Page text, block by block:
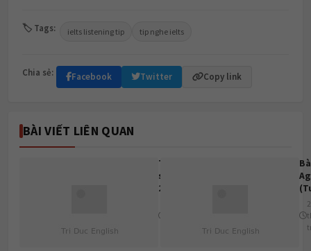
🏷 Tags: ielts listening tip tip nghe ielts
Chia sẻ: Facebook Twitter Copy link
BÀI VIẾT LIÊN QUAN
Tuyển
sinh
2026:
phí &
2